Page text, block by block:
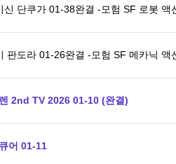
신 단쿠가 01-38완결 -모험 SF 로봇 액
판도라 01-26완결 -모험 SF 메카닉 액
2nd TV 2026 01-10 (완결)
어 01-11